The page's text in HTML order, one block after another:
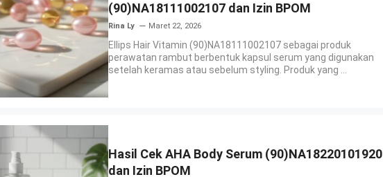
(90)NA18111002107 dan Izin BPOM
Rina Ly Maret 22, 2026
Ellips Hair Vitamin (90)NA18111002107 sebagai produk
perawatan rambut berbentuk kapsul serum yang digunakan
setelah keramas atau sebelum styling. Produk yang ...
Hasil Cek AHA Body Serum (90)NA18220101920
dan Izin BPOM